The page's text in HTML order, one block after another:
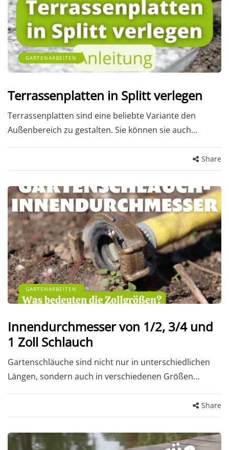
GARTENARBEITEN
Terrassenplatten in Splitt verlegen
Terrassenplatten sind eine beliebte Variante den
Außenbereich zu gestalten. Sie können sie auch…
Share
GARTENARBEITEN
Innendurchmesser von 1/2, 3/4 und
1 Zoll Schlauch
Gartenschläuche sind nicht nur in unterschiedlichen
Längen, sondern auch in verschiedenen Größen…
Share